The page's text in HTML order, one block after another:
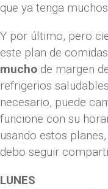
que ya tenga
Y por último, pero
este plan de
mucho de margen
refrigerios
necesario, puede
funcione con su
usando estos
debo seguir
LUNES